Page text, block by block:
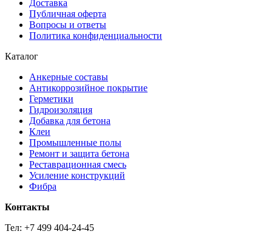
Доставка
Публичная оферта
Вопросы и ответы
Политика конфиденциальности
Каталог
Анкерные составы
Антикоррозийное покрытие
Герметики
Гидроизоляция
Добавка для бетона
Клеи
Промышленные полы
Ремонт и защита бетона
Реставрационная смесь
Усиление конструкций
Фибра
Контакты
Тел: +7 499 404-24-45